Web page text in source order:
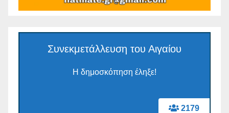
2179
Συνεκμετάλλευση του Αιγαίου
Η δημοσκόπηση έληξε!